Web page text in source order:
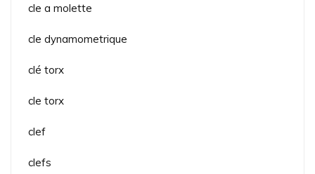
cle a molette
cle dynamometrique
clé torx
cle torx
clef
clefs